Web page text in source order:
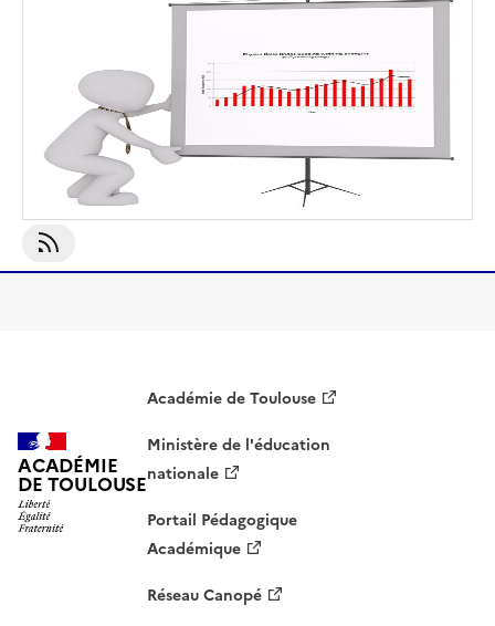
S'abonner À Norme
ACADÉMIE
DE TOULOUSE
Académie de Toulouse
Ministère de l'éducation
nationale
Portail Pédagogique
Académique
Réseau Canopé